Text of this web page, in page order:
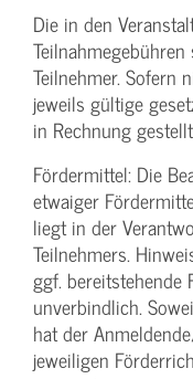
Die in den
Teilnehmer. Sofern
jeweils gültige
in Rechnung
Fördermittel: Die
etwaiger
liegt in der
Teilnehmers.
ggf. bereitstehende
unverbindlich.
hat der
jeweiligen